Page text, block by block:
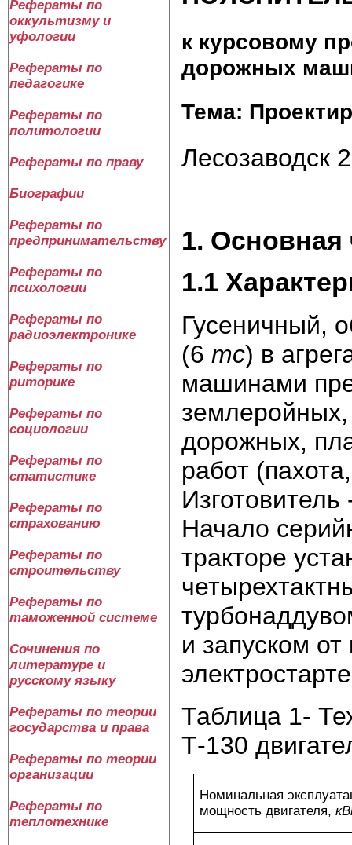
Рефераты по
оккультизму и
уфологии
Рефераты по
педагогике
Рефераты по
политологии
Рефераты по праву
Биографии
Рефераты по
предпринимательству
Рефераты по
психологии
Рефераты по
радиоэлектронике
Рефераты по
риторике
Рефераты по
социологии
Рефераты по
статистике
Рефераты по
страхованию
Рефераты по
строительству
Рефераты по
таможенной системе
Сочинения по
литературе и
русскому языку
Рефераты по теории
государства и права
Рефераты по теории
организации
Рефераты по
теплотехнике
к курсовому
дорожных
Тема:
Лесозаводск
1. Основная
1.1
Гусеничный,
(6 тс) в
машинами
дорожных,
работ
Начало
тракторе
и запуском от
Таблица 1-
Т-130
Номинальная
мощность двигателя,